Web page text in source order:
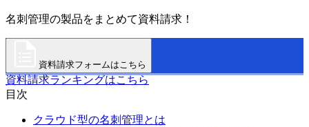
名刺管理の製品をまとめて資料請求！
資料請求フォームはこちら
資料請求ランキングはこちら
目次
クラウド型の名刺管理とは